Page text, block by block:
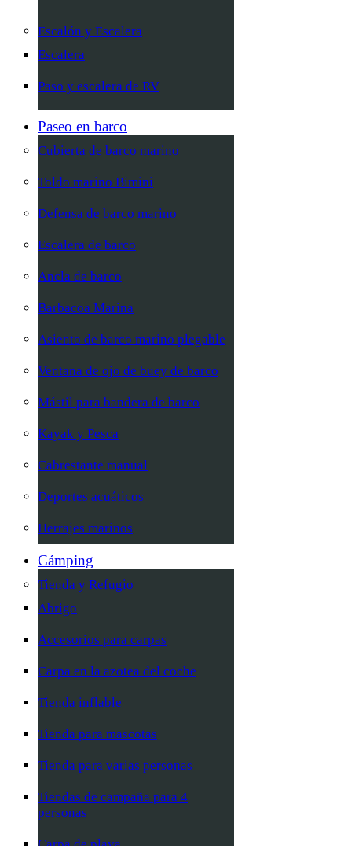
Escalón y Escalera
Escalera
Paso y escalera de RV
Paseo en barco
Cubierta de barco marino
Toldo marino Bimini
Defensa de barco marino
Escalera de barco
Ancla de barco
Barbacoa Marina
Asiento de barco marino plegable
Ventana de ojo de buey de barco
Mástil para bandera de barco
Kayak y Pesca
Cabrestante manual
Deportes acuáticos
Herrajes marinos
Cámping
Tienda y Refugio
Abrigo
Accesorios para carpas
Carpa en la azotea del coche
Tienda inflable
Tienda para mascotas
Tienda para varias personas
Tiendas de campaña para 4
personas